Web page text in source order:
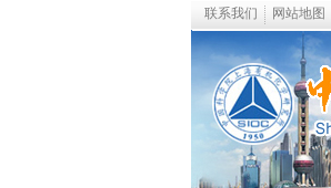
联系我们 网站地图